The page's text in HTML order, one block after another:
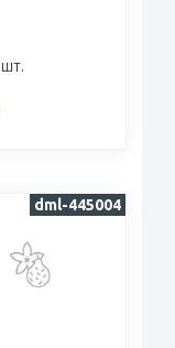
шт.
dml-445004